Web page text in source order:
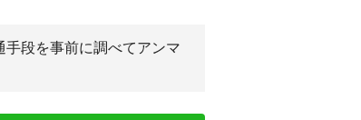
段を事前に調べてアンマ